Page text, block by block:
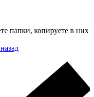
папки, копируете в них